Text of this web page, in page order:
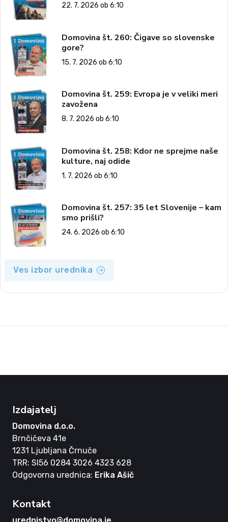
22. 7. 2026 ob 6:10
Domovina št. 260: Čigave so slovenske
gore?
15. 7. 2026 ob 6:10
Domovina št. 259: Evropa je v veliki meri
zavožena
8. 7. 2026 ob 6:10
Domovina št. 258: Kdor ne sprejme naše
kulture, naj odide
1. 7. 2026 ob 6:10
Domovina št. 257: 35 let Slovenije – kam
smo prišli?
24. 6. 2026 ob 6:10
Ves izbor urednika
Izdajatelj
Domovina d.o.o.
Brnčičeva 41e
1231 Ljubljana Črnuče
TRR: SI56 0284 3026 4323 628
Odgovorna urednica: Erika Ašič
Kontakt
urednistvo@domovina.je